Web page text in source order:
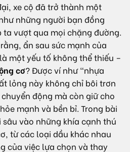
xe cộ đã trở thành một
những người bạn đồng
vượt qua mọi chặng đường.
ẩn sau sức mạnh của
một yếu tố không thể thiếu –
cơ? Được ví như “nhựa
lỏng này không chỉ bôi trơn
động mà còn giữ cho
mạnh và bền bỉ. Trong bài
vào những khía cạnh thú
từ các loại dầu khác nhau
của việc lựa chọn và thay